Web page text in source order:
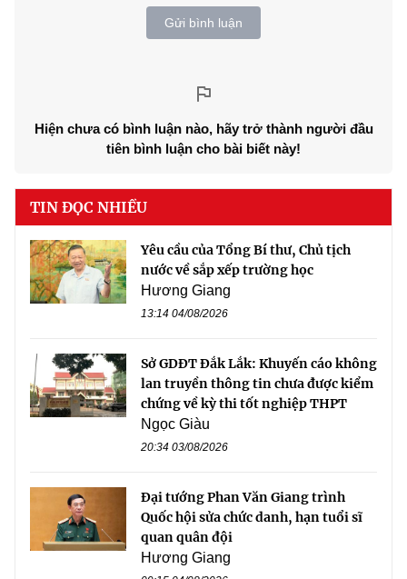
Gửi bình luận
Hiện chưa có bình luận nào, hãy trở thành người đầu
tiên bình luận cho bài biết này!
TIN ĐỌC NHIỀU
Yêu cầu của Tổng Bí thư, Chủ tịch
nước về sắp xếp trường học
Hương Giang
13:14 04/08/2026
Sở GDĐT Đắk Lắk: Khuyến cáo không
lan truyền thông tin chưa được kiểm
chứng về kỳ thi tốt nghiệp THPT
Ngọc Giàu
20:34 03/08/2026
Đại tướng Phan Văn Giang trình
Quốc hội sửa chức danh, hạn tuổi sĩ
quan quân đội
Hương Giang